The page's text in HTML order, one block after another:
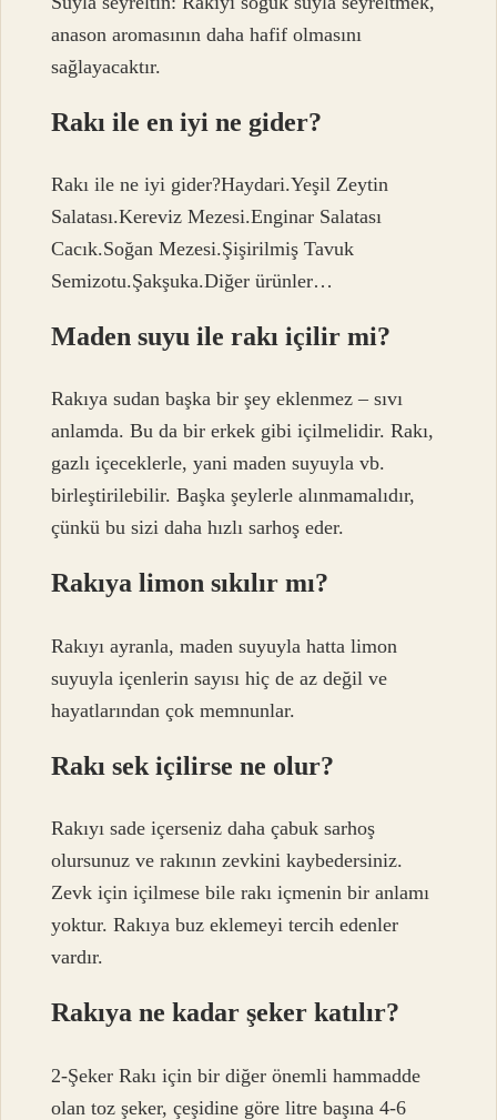
anason aromasının daha hafif olmasını
sağlayacaktır.
Rakı ile en iyi ne gider?
Rakı ile ne iyi gider?Haydari.Yeşil Zeytin
Salatası.Kereviz Mezesi.Enginar Salatası
Cacık.Soğan Mezesi.Şişirilmiş Tavuk
Semizotu.Şakşuka.Diğer ürünler…
Maden suyu ile rakı içilir mi?
Rakıya sudan başka bir şey eklenmez – sıvı
anlamda. Bu da bir erkek gibi içilmelidir. Rakı,
gazlı içeceklerle, yani maden suyuyla vb.
birleştirilebilir. Başka şeylerle alınmamalıdır,
çünkü bu sizi daha hızlı sarhoş eder.
Rakıya limon sıkılır mı?
Rakıyı ayranla, maden suyuyla hatta limon
suyuyla içenlerin sayısı hiç de az değil ve
hayatlarından çok memnunlar.
Rakı sek içilirse ne olur?
Rakıyı sade içerseniz daha çabuk sarhoş
olursunuz ve rakının zevkini kaybedersiniz.
Zevk için içilmese bile rakı içmenin bir anlamı
yoktur. Rakıya buz eklemeyi tercih edenler
vardır.
Rakıya ne kadar şeker katılır?
2-Şeker Rakı için bir diğer önemli hammadde
olan toz şeker, çeşidine göre litre başına 4-6